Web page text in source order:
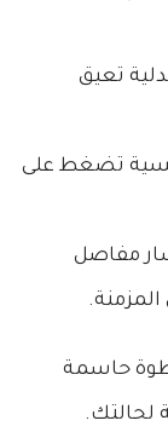
تعيق
تضغط على
مفاصل
حاسمة
لحالتك.